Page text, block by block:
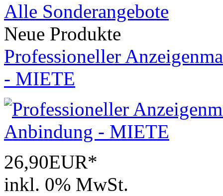
Alle Sonderangebote
Neue Produkte
Professioneller
- MIETE
26,90EUR*
inkl. 0% MwSt.